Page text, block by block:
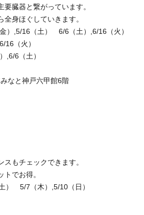
臓器と繋がっています。
身ほぐしていきます。
,5/16（土） 6/6（土）,6/16（火）
（火）
6（土）
なと神戸六甲館6階
もチェックできます。
でお得。
） 5/7（木）,5/10（日）